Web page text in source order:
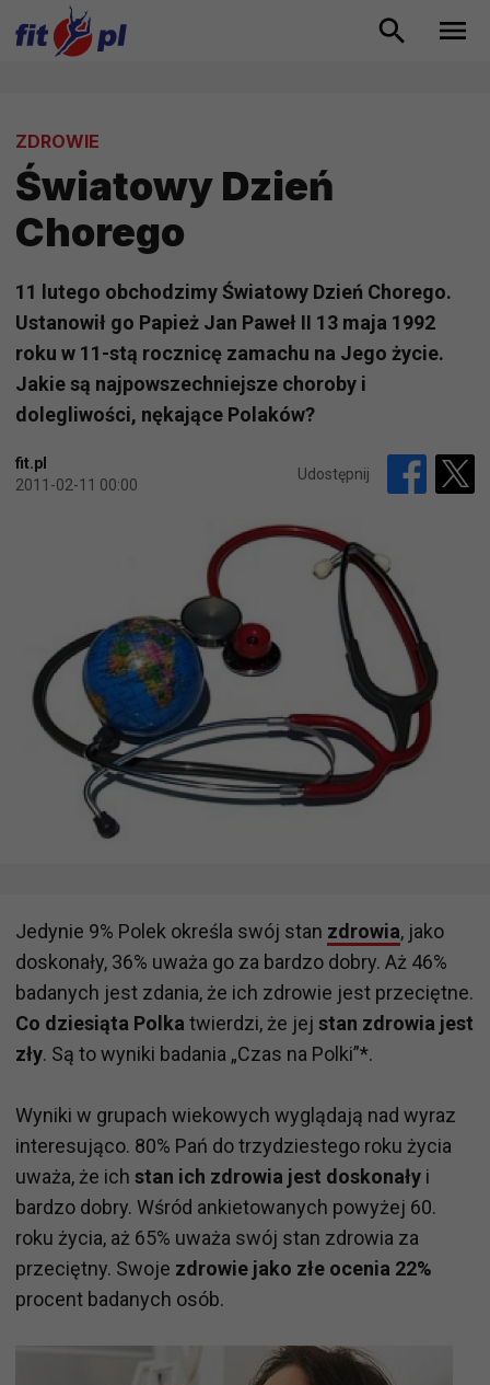
ZDROWIE
Światowy Dzień
Chorego
11 lutego obchodzimy Światowy Dzień Chorego.
Ustanowił go Papież Jan Paweł II 13 maja 1992
roku w 11-stą rocznicę zamachu na Jego życie.
Jakie są najpowszechniejsze choroby i
dolegliwości, nękające Polaków?
fit.pl
2011-02-11 00:00
Udostępnij
Jedynie 9% Polek określa swój stan zdrowia, jako
doskonały, 36% uważa go za bardzo dobry. Aż 46%
badanych jest zdania, że ich zdrowie jest przeciętne.
Co dziesiąta Polka twierdzi, że jej stan zdrowia jest
zły. Są to wyniki badania „Czas na Polki”*.
Wyniki w grupach wiekowych wyglądają nad wyraz
interesująco. 80% Pań do trzydziestego roku życia
uważa, że ich stan ich zdrowia jest doskonały i
bardzo dobry. Wśród ankietowanych powyżej 60.
roku życia, aż 65% uważa swój stan zdrowia za
przeciętny. Swoje zdrowie jako złe ocenia 22%
procent badanych osób.